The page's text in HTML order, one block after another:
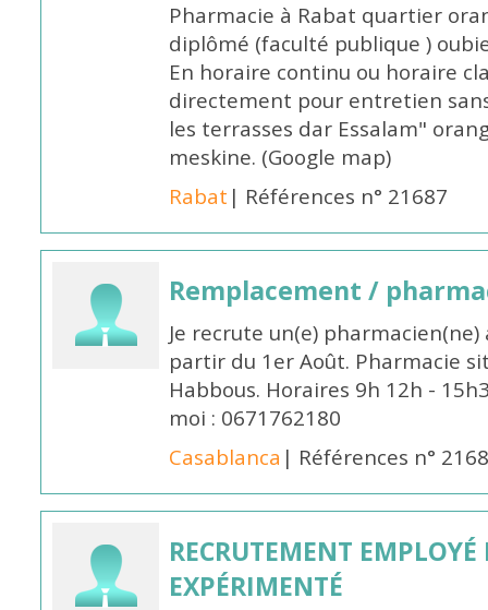
Pharmacie à Rabat quartier
diplômé (faculté publique )
En horaire continu ou horaire
directement pour entretien
les terrasses dar Essalam"
meskine. (Google map)
Rabat | Références n° 21687
Remplacement /
Je recrute un(e)
partir du 1er Août. Pharmacie
Habbous. Horaires 9h 12h -
moi : 0671762180
Casablanca | Références n°
RECRUTEMENT
EXPÉRIMENTÉ